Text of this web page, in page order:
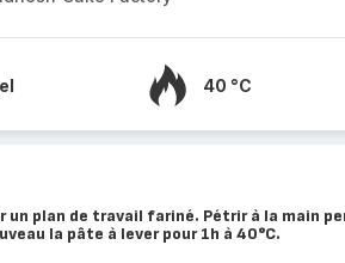
40 °C
un plan de travail fariné. Pétrir à la main
la pâte à lever pour 1h à 40°C.